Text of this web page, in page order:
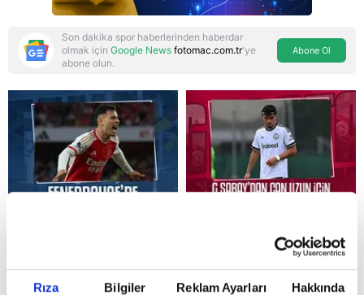
Rıza Bilgiler Reklam Ayarları Hakkında
Reddet
Son dakika spor haberlerinden haberdar
olmak için Google News fotomac.com.tr'ye
abone olun.
Abone Ol